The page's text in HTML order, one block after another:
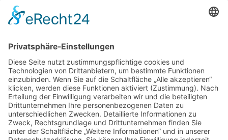
Schloss Bürgeln, 79418 Schliengen | Telefon: 07626/237 | E-
Mail: direktion@schlossbuergeln.de
Wir benötigen Ihre Zustimmung, um den
Google Maps-Service zu laden!
Wir verwenden einen Service eines
Drittanbieters, um Karteninhalte einzubetten.
Dieser Service kann Daten zu Ihren Aktivitäten
sammeln. Bitte lesen Sie die Details durch und
stimmen Sie der Nutzung des Service zu, um